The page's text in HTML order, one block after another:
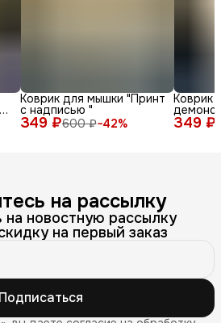
349 ₽600 ₽−42%
Коврик для мышки "Принт
с надписью "
349 ₽
Коврик
лица и
на рассылку
новостную рассылку
на первый заказ
Подписаться